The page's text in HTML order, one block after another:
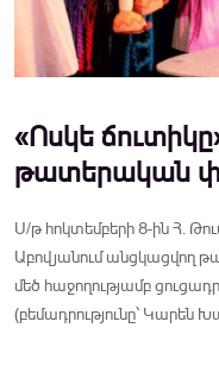
«Ոսկե
թատերական
Ս/թ հոկտեմբերի 8-ին Հ.
Աբովյանում անցկացվող
մեծ հաջողությամբ
(բեմադրությունը՝ Կարեն